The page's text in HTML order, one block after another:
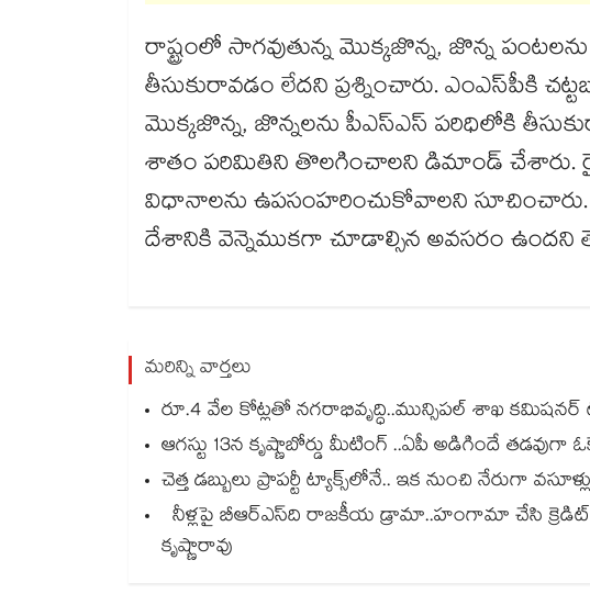
రాష్ట్రంలో సాగవుతున్న మొక్కజొన్న, జొన్న
తీసుకురావడం లేదని ప్రశ్నించారు. ఎంఎస్‌పీకి
మొక్కజొన్న, జొన్నలను పీఎస్‌ఎస్ పరిధిలోకి
శాతం పరిమితిని తొలగించాలని డిమాండ్ చేశారు.
విధానాలను ఉపసంహరించుకోవాలని సూచించారు.
దేశానికి వెన్నెముకగా చూడాల్సిన అవసరం ఉందని
మరిన్ని వార్తలు
రూ.4 వేల కోట్లతో నగరాభివృద్ధి..మున్సిపల్‌‌ శాఖ కమిషనర్‌‌
ఆగస్టు 13న కృష్ణాబోర్డు మీటింగ్ ..ఏపీ అడిగిందే తడవుగా
చెత్త డబ్బులు ప్రాపర్టీ ట్యాక్స్⁭లోనే.. ఇక నుంచి నేరుగా
నీళ్లపై బీఆర్ఎస్‌‌‌‌ది రాజకీయ డ్రామా..హంగామా చేసి క్రెడిట్
కృష్ణారావు